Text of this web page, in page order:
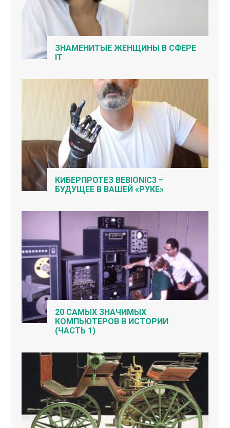
ЗНАМЕНИТЫЕ ЖЕНЩИНЫ В СФЕРЕ
IT
КИБЕРПРОТЕЗ BEBIONIC3 –
БУДУЩЕЕ В ВАШЕЙ «РУКЕ»
20 САМЫХ ЗНАЧИМЫХ
КОМПЬЮТЕРОВ В ИСТОРИИ
(ЧАСТЬ 1)